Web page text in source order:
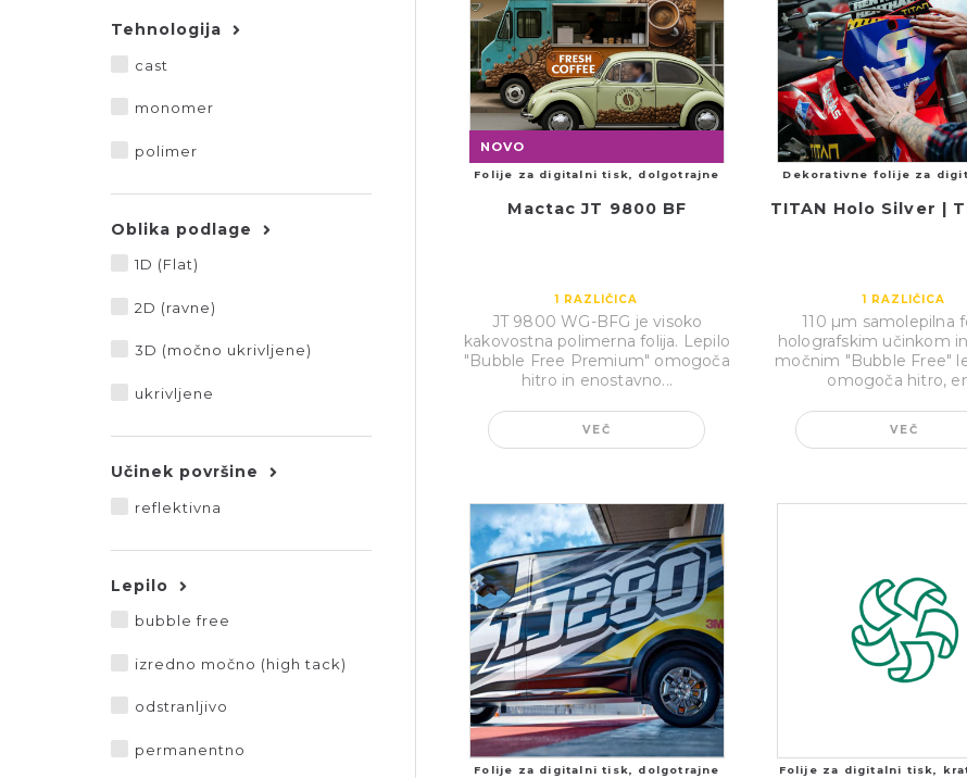
Tehnologija
cast
monomer
polimer
Oblika podlage
1D (Flat)
2D (ravne)
3D (močno ukrivljene)
ukrivljene
Učinek površine
reflektivna
Lepilo
bubble free
izredno močno (high tack)
odstranljivo
permanentno
NOVO
Folije za digitalni tisk, dolgotrajne
Mactac JT 9800 BF
1 RAZLIČICA
JT 9800 WG-BFG je visoko
kakovostna polimerna folija. Lepilo
″Bubble Free Premium″ omogoča
hitro in enostavno...
VEČ
Dekorativne folije za
TITAN Holo Silver |
1 RAZLIČICA
110 µm samolepilna
holografskim učinkom
močnim ″Bubble Free″
omogoča hitro,
VEČ
Folije za digitalni tisk, dolgotrajne Folije za digitalni tisk,